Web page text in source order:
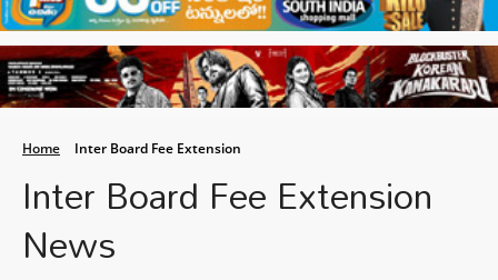
Home Inter Board Fee Extension
Inter Board Fee Extension
News